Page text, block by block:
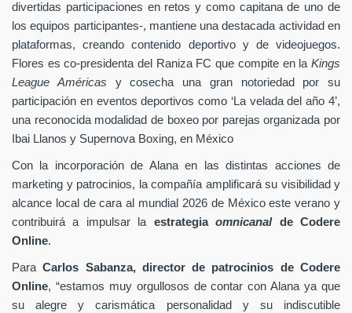
divertidas participaciones en retos y como capitana de uno de
los equipos participantes-, mantiene una destacada actividad en
plataformas, creando contenido deportivo y de videojuegos.
Flores es co-presidenta del Raniza FC que compite en la Kings
League Américas y cosecha una gran notoriedad por su
participación en eventos deportivos como ‘La velada del año 4’,
una reconocida modalidad de boxeo por parejas organizada por
Ibai Llanos y Supernova Boxing, en México
Con la incorporación de Alana en las distintas acciones de
marketing y patrocinios, la compañía amplificará su visibilidad y
alcance local de cara al mundial 2026 de México este verano y
contribuirá a impulsar la estrategiaomnicanal de Codere
Online.
ParaCarlos Sabanza, director de patrocinios de Codere
Online, “estamos muy orgullosos de contar con Alana ya que
su alegre y carismática personalidad y su indiscutible